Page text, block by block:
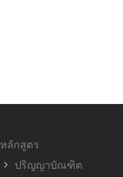
หลักสูตร
ปริญญาบัณฑิต